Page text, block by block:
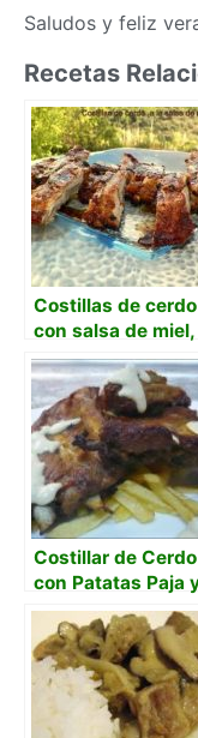
Saludos y feliz
Recetas
Costillas de cerdo
con salsa de miel,
mostaza y soja.
Costillar de Cerdo
con Patatas Paja
Salsa
Bourguignonne